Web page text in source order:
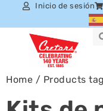
Inicio de sesión
Home / Products